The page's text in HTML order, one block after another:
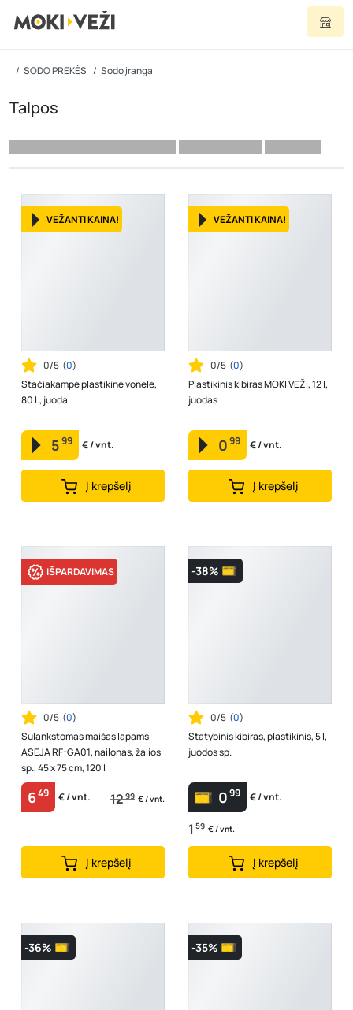
SODO PREKĖS Sodo įranga
Talpos
VEŽANTI KAINA!
0/5 (0)
Stačiakampė plastikinė vonelė,
80 l., juoda
599 € / vnt.
Į krepšelį
VEŽANTI KAINA!
0/5 (0)
Plastikinis kibiras MOKI VEŽI, 12 l,
juodas
099 € / vnt.
Į krepšelį
IŠPARDAVIMAS
0/5 (0)
Sulankstomas maišas lapams
ASEJA RF-GA01, nailonas, žalios
sp., 45 x 75 cm, 120 l
649 € / vnt. 1299 € / vnt.
Į krepšelį
-38%
0/5 (0)
Statybinis kibiras, plastikinis, 5 l,
juodos sp.
099 € / vnt.
1 59 € / vnt.
Į krepšelį
-36% -35%